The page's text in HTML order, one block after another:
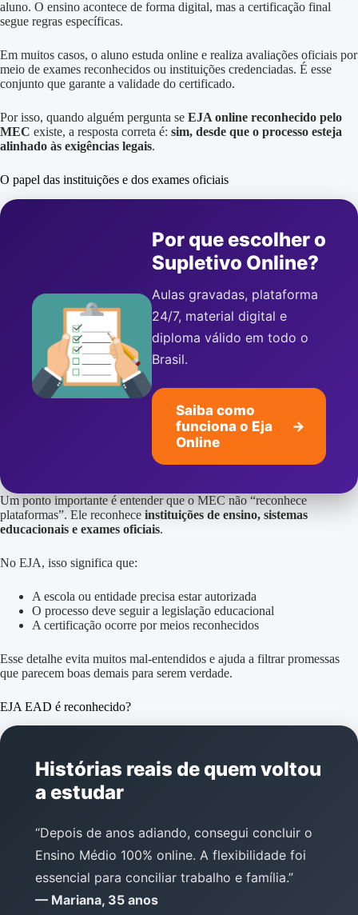
aluno. O ensino acontece de forma digital, mas a certificação final
segue regras específicas.
Em muitos casos, o aluno estuda online e realiza avaliações oficiais por
meio de exames reconhecidos ou instituições credenciadas. É esse
conjunto que garante a validade do certificado.
Por isso, quando alguém pergunta se EJA online reconhecido pelo
MEC existe, a resposta correta é: sim, desde que o processo esteja
alinhado às exigências legais.
O papel das instituições e dos exames oficiais
Por que escolher o
Supletivo Online?
Aulas gravadas, plataforma
24/7, material digital e
diploma válido em todo o
Brasil.
Saiba como
funciona o Eja
Online
→
Um ponto importante é entender que o MEC não “reconhece
plataformas”. Ele reconhece instituições de ensino, sistemas
educacionais e exames oficiais.
No EJA, isso significa que:
A escola ou entidade precisa estar autorizada
O processo deve seguir a legislação educacional
A certificação ocorre por meios reconhecidos
Esse detalhe evita muitos mal-entendidos e ajuda a filtrar promessas
que parecem boas demais para serem verdade.
EJA EAD é reconhecido?
Histórias reais de quem voltou
a estudar
“Depois de anos adiando, consegui concluir o
Ensino Médio 100% online. A flexibilidade foi
essencial para conciliar trabalho e família.”
— Mariana, 35 anos